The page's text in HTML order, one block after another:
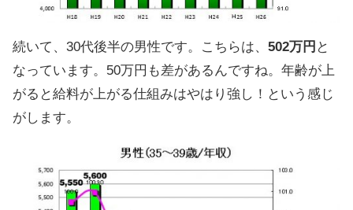
続いて、30代後半の男性です。こちらは、 502万円 と
なっています。50万円も差があるんですね。年齢が上
がると給料が上がる仕組みはやはり強し！という感じ
がします。